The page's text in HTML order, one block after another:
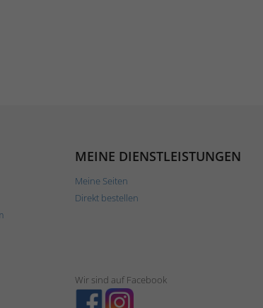
MEINE DIENSTLEISTUNGEN
Meine Seiten
Direkt bestellen
Wir sind auf Facebook